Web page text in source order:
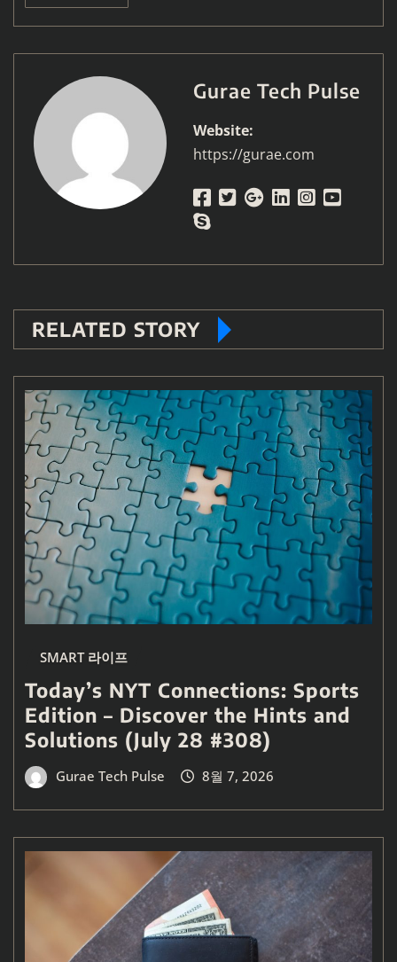
Gurae Tech Pulse
Website:
https://gurae.com
RELATED STORY
SMART 라이프
Today’s NYT Connections: Sports
Edition – Discover the Hints and
Solutions (July 28 #308)
Gurae Tech Pulse 8월 7, 2026